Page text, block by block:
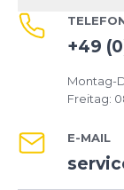
+49
Montag-
Freitag:
E-MAIL